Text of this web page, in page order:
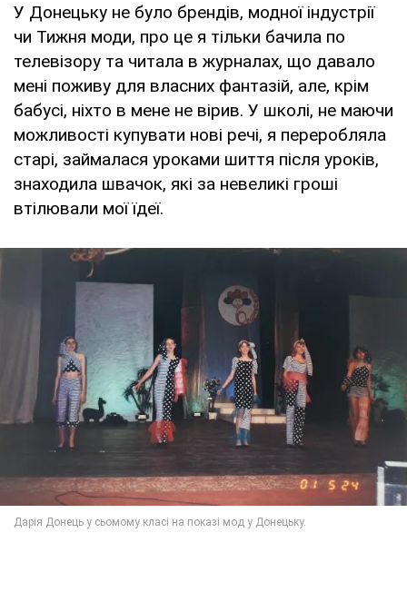
У Донецьку не було брендів, модної індустрії
чи Тижня моди, про це я тільки бачила по
телевізору та читала в журналах, що давало
мені поживу для власних фантазій, але, крім
бабусі, ніхто в мене не вірив. У школі, не маючи
можливості купувати нові речі, я переробляла
старі, займалася уроками шиття після уроків,
знаходила швачок, які за невеликі гроші
втілювали мої їдеї.